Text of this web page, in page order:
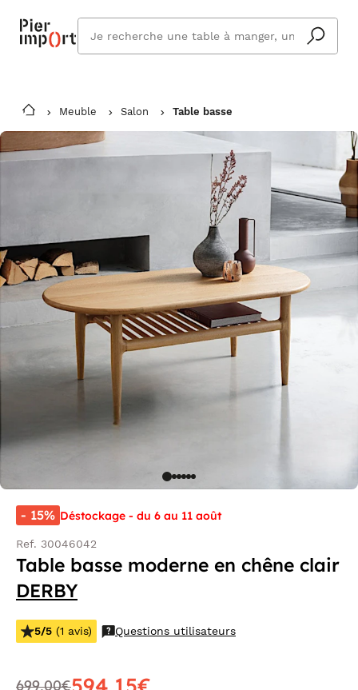
cherchez
vous ?
Meuble Salon Table basse
- 15% Déstockage - du 6 au 11 août
Ref. 30046042
Table basse moderne en chêne clair
DERBY
5/5 (1 avis) Questions utilisateurs
699,00€